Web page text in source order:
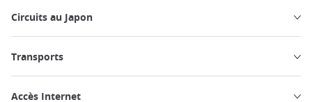
Circuits au Japon
Transports
Accès Internet